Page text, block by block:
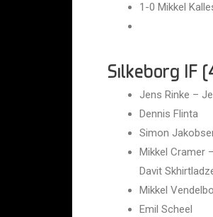
1-0 Mikkel
Silkeborg IF
Jens Rinke –
Dennis Flinta
Simon
Mikkel Cramer
Davit
Mikkel Vendelbo
Emil Scheel